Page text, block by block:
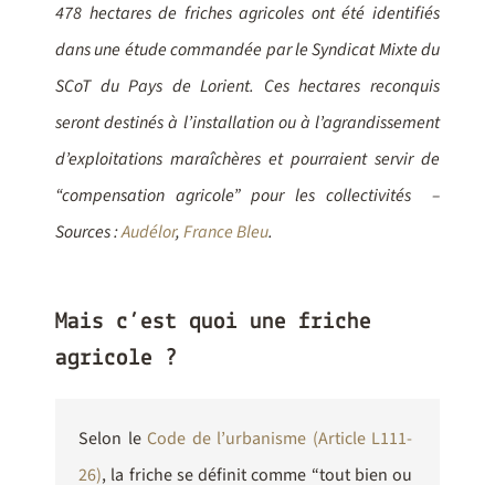
478 hectares de friches agricoles ont été identifiés
dans une étude commandée par le Syndicat Mixte du
SCoT du Pays de Lorient. Ces hectares reconquis
seront destinés à l’installation ou à l’agrandissement
d’exploitations maraîchères et pourraient servir de
“compensation agricole” pour les collectivités –
Sources :Audélor,France Bleu.
Mais c’est quoi une friche
agricole ?
Selon le Code de l’urbanisme (Article L111-
26), la friche se définit comme “tout bien ou